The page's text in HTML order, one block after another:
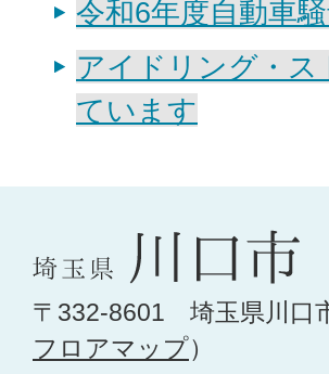
令和6年度自動車
アイドリング・
ています
〒332-8601 埼玉県川口
フロアマップ）